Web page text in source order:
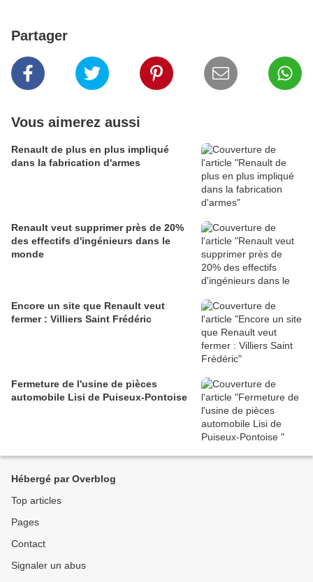
Partager
Vous aimerez aussi
Renault de plus en plus impliqué
dans la fabrication d'armes
Renault veut supprimer près de 20%
des effectifs d'ingénieurs dans le
monde
Encore un site que Renault veut
fermer : Villiers Saint Frédéric
Fermeture de l'usine de pièces
automobile Lisi de Puiseux-Pontoise
Hébergé par Overblog
Top articles
Pages
Contact
Signaler un abus